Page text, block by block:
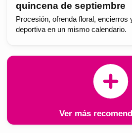
quincena de septiembre
Procesión, ofrenda floral, encierros
deportiva en un mismo calendario.
Ver más